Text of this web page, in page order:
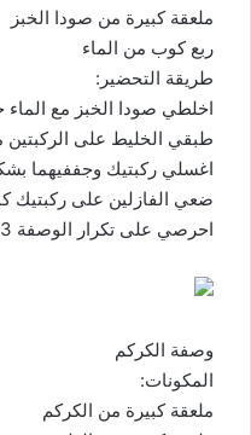
ملعقة كبيرة من صودا الخبز
ربع كوب من الماء
طريقة التحضير:
اخلطي صودا الخبز مع الماء
طبقي الخليط على الركبتين
اغسلي ركبتيك وجففيهما
ضعي الفازلين على
احرصي على تكرار الوصفة 3 مرات أسبوعياً.
وصفة الكركم
المكونات:
ملعقة كبيرة من الكركم